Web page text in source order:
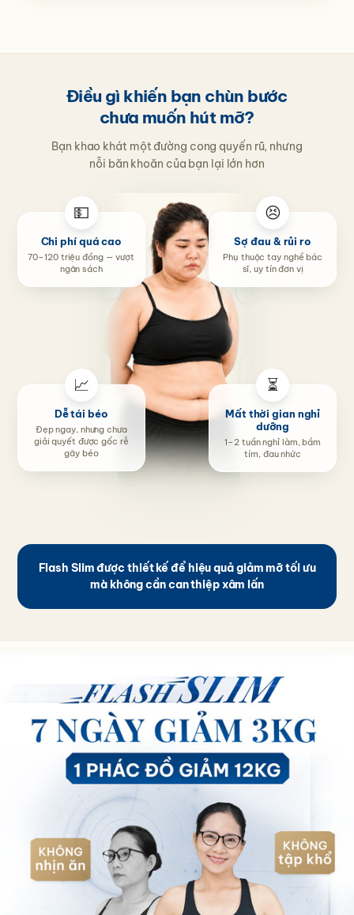
Điều gì khiến bạn chùn bước
chưa muốn hút mỡ?
Bạn khao khát một đường cong quyến rũ, nhưng
nỗi băn khoăn của bạn lại lớn hơn
💵
Chi phí quá cao
70–120 triệu đồng — vượt
ngân sách
😣
Sợ đau & rủi ro
Phụ thuộc tay nghề bác
sĩ, uy tín đơn vị
📈
Dễ tái béo
Đẹp ngay, nhưng chưa
giải quyết được gốc rễ
gây béo
⏳
Mất thời gian nghỉ
dưỡng
1–2 tuần nghỉ làm, bầm
tím, đau nhức
Flash Slim được thiết kế để hiệu quả giảm mỡ tối ưu
mà không cần can thiệp xâm lấn